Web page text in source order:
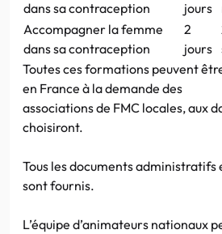
dans sa contraception
jours
Accompagner la femme
dans sa contraception
2
jours
Toutes ces formations peuvent
en France à la demande des
associations de FMC locales, aux
choisiront.
Tous les documents administratifs
sont fournis.
L’équipe d’animateurs nationaux